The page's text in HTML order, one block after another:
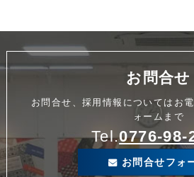
お問合せ
お問合せ、採用情報についてはお
ォームまで
Tel.0776-98-
お問合せフォ